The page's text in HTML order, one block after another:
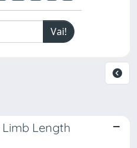
Length